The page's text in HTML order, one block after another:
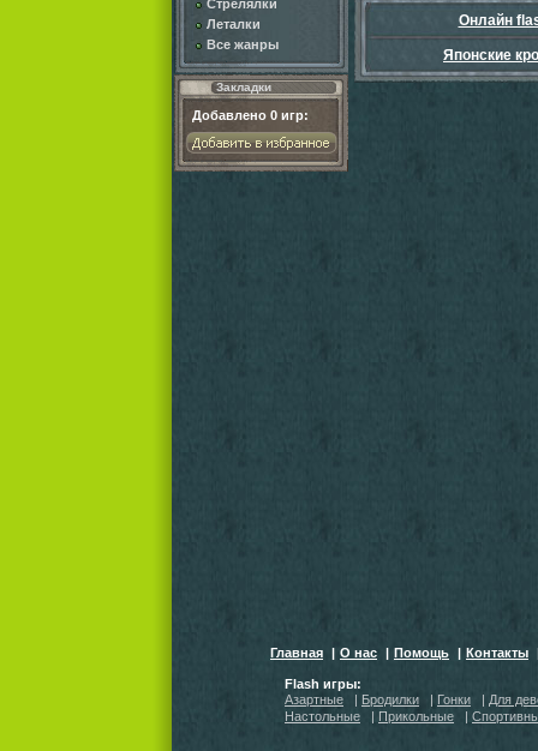
Стрелялки
Леталки
Все жанры
Закладки
Добавлено 0 игр:
Онлайн
Японские
Главная | О нас | Помощь | Контакты
Flash игры:
Азартные
| Бродилки | Гонки | Для
Настольные
| Прикольные |